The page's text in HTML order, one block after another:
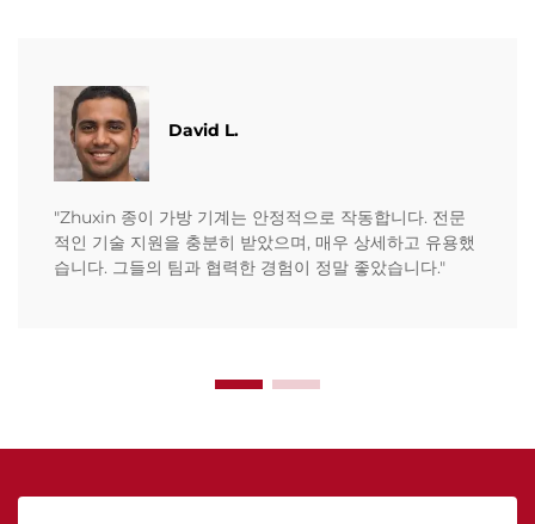
David L.
"Zhuxin 종이 가방 기계는 안정적으로 작동합니다. 전문
적인 기술 지원을 충분히 받았으며, 매우 상세하고 유용했
습니다. 그들의 팀과 협력한 경험이 정말 좋았습니다."